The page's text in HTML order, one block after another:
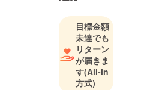
目標金額
未達でも
リターン
が届きま
す(All-in
方式)